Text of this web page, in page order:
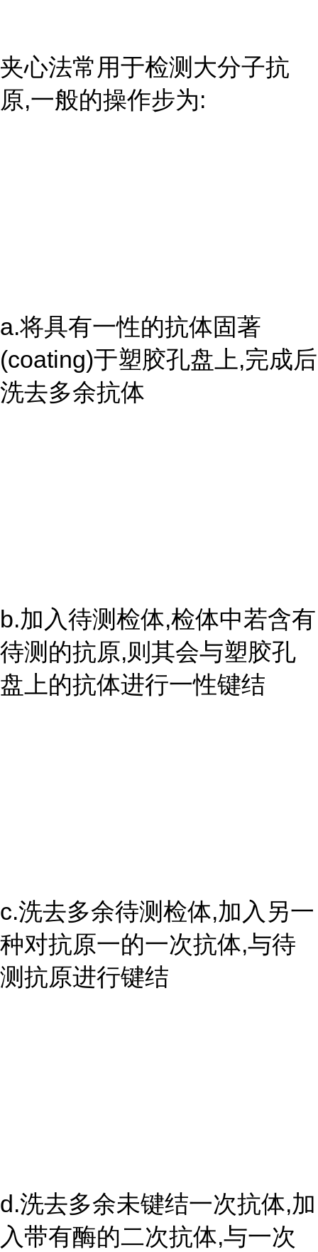
夹心法常用于检测大分子抗
原,一般的操作步为:
a.将具有一性的抗体固著
(coating)于塑胶孔盘上,完成后
洗去多余抗体
b.加入待测检体,检体中若含有
待测的抗原,则其会与塑胶孔
盘上的抗体进行一性键结
c.洗去多余待测检体,加入另一
种对抗原一的一次抗体,与待
测抗原进行键结
d.洗去多余未键结一次抗体,加
入带有酶的二次抗体,与一次